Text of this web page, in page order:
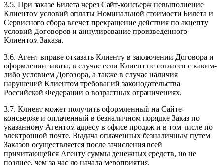
3.5. При заказе Билета через Сайт-консьерж невыполнение
Клиентом условий оплаты Номинальной стоимости Билета и
Сервисного сбора влечет прекращение действия по акцепту
условий Договоров и аннулирование произведенного
Клиентом Заказа.
3.6. Агент вправе отказать Клиенту в заключении Договора и
оформлении заказа, в случае если Клиент не согласен с каким-
либо условием Договора, а также в случае наличия
нарушений Клиентом требований законодательства
Российской Федерации о возрастных ограничениях.
3.7. Клиент может получить оформленный на Сайте-
консьерже и оплаченный в безналичном порядке Заказ по
указанному Агентом адресу в офисе продаж и в том числе по
электронной почте. Выдача оплаченных безналичным путем
Заказов осуществляется после зачисления всей
причитающейся Агенту суммы денежных средств, но не
позднее, чем за час до начала мероприятия.